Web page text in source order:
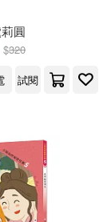
圓
$320
試閱